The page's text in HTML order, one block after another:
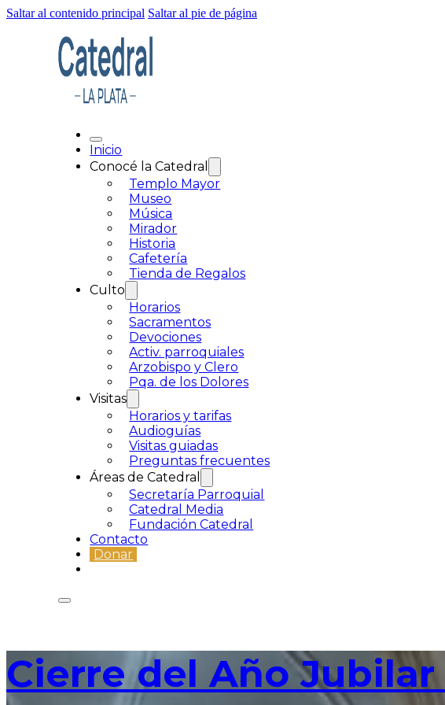
Saltar al contenido principal Saltar al pie de página
Inicio
Conocé la Catedral
Templo Mayor
Museo
Música
Mirador
Historia
Cafetería
Tienda de Regalos
Culto
Horarios
Sacramentos
Devociones
Activ. parroquiales
Arzobispo y Clero
Pqa. de los Dolores
Visitas
Horarios y tarifas
Audioguías
Visitas guiadas
Preguntas frecuentes
Áreas de Catedral
Secretaría Parroquial
Catedral Media
Fundación Catedral
Contacto
Donar
Cierre del Año Jubilar